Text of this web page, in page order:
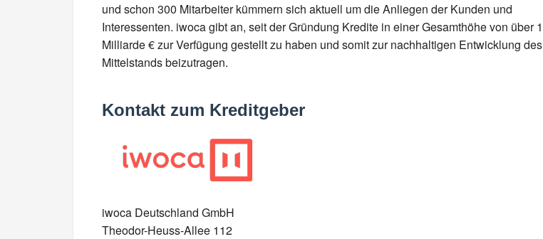
und schon 300 Mitarbeiter kümmern sich aktuell um die Anliegen der Kunden und
Interessenten. iwoca gibt an, seit der Gründung Kredite in einer Gesamthöhe von über 1
Milliarde € zur Verfügung gestellt zu haben und somit zur nachhaltigen Entwicklung des
Mittelstands beizutragen.
Kontakt zum Kreditgeber
iwoca Deutschland GmbH
Theodor-Heuss-Allee 112